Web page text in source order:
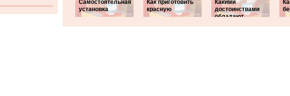
Самостоятельная
установка
Как приготовить
красную
Какими
достоинствами
обладают